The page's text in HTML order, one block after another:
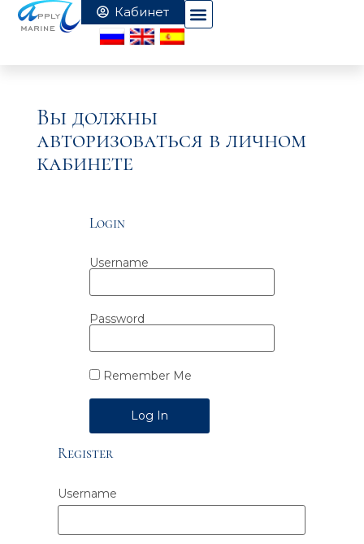
Вы должны
авторизоваться в личном
кабинете
Login
Username
Password
Remember Me
Alternative:
Register
Username